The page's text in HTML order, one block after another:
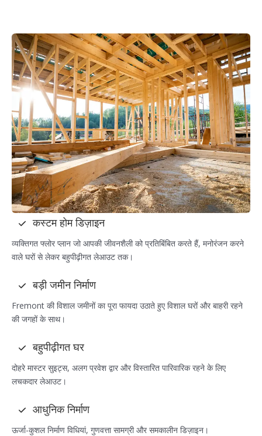
कस्टम होम डिज़ाइन
व्यक्तिगत फ्लोर प्लान जो आपकी जीवनशैली को प्रतिबिंबित करते हैं, मनोरंजन करने
वाले घरों से लेकर बहुपीढ़ीगत लेआउट तक।
बड़ी जमीन निर्माण
Fremont की विशाल जमीनों का पूरा फायदा उठाते हुए विशाल घरों और बाहरी रहने
की जगहों के साथ।
बहुपीढ़ीगत घर
दोहरे मास्टर सुइट्स, अलग प्रवेश द्वार और विस्तारित पारिवारिक रहने के लिए
लचकदार लेआउट।
आधुनिक निर्माण
ऊर्जा-कुशल निर्माण विधियां, गुणवत्ता सामग्री और समकालीन डिज़ाइन।